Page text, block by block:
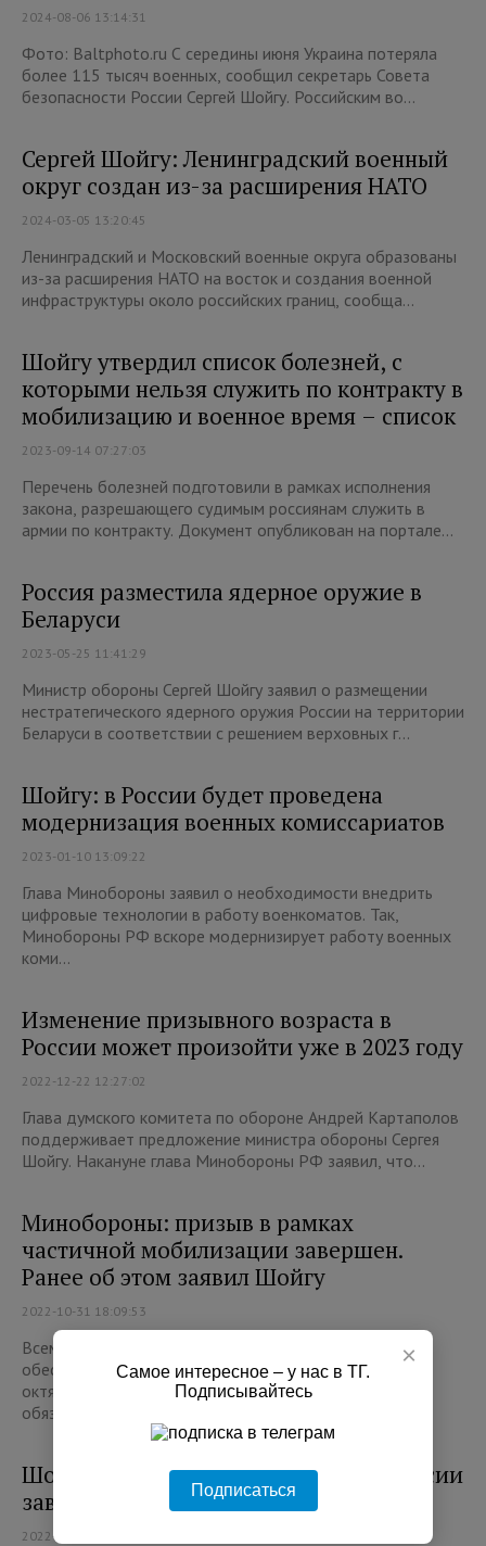
2024-08-06 13:14:31
Фото: Baltphoto.ru С середины июня Украина потеряла
более 115 тысяч военных, сообщил секретарь Совета
безопасности России Сергей Шойгу. Российским во...
Сергей Шойгу: Ленинградский военный
округ создан из-за расширения НАТО
2024-03-05 13:20:45
Ленинградский и Московский военные округа образованы
из-за расширения НАТО на восток и создания военной
инфраструктуры около российских границ, сообща...
Шойгу утвердил список болезней, с
которыми нельзя служить по контракту в
мобилизацию и военное время – список
2023-09-14 07:27:03
Перечень болезней подготовили в рамках исполнения
закона, разрешающего судимым россиянам служить в
армии по контракту. Документ опубликован на портале...
Россия разместила ядерное оружие в
Беларуси
2023-05-25 11:41:29
Министр обороны Сергей Шойгу заявил о размещении
нестратегического ядерного оружия России на территории
Беларуси в соответствии с решением верховных г...
Шойгу: в России будет проведена
модернизация военных комиссариатов
2023-01-10 13:09:22
Глава Минобороны заявил о необходимости внедрить
цифровые технологии в работу военкоматов. Так,
Минобороны РФ вскоре модернизирует работу военных
коми...
Изменение призывного возраста в
России может произойти уже в 2023 году
2022-12-22 12:27:02
Глава думского комитета по обороне Андрей Картаполов
поддерживает предложение министра обороны Сергея
Шойгу. Накануне глава Минобороны РФ заявил, что...
Минобороны: призыв в рамках
частичной мобилизации завершен.
Ранее об этом заявил Шойгу
2022-10-31 18:09:53
Всему личному составу, задействованному для
обеспечения частичной мобилизации, приказано с 31
октября вернуться к выполнению своих штатных
обязанносте...
Шойгу: частичная мобилизация в России
завершена
2022-10-28 17:24:58
×
Самое интересное – у нас в ТГ.
Подписывайтесь
Подписаться